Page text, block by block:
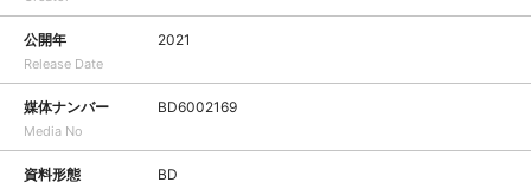
公開年
Release Date
2021
媒体ナンバー
Media No
BD6002169
資料形態 BD